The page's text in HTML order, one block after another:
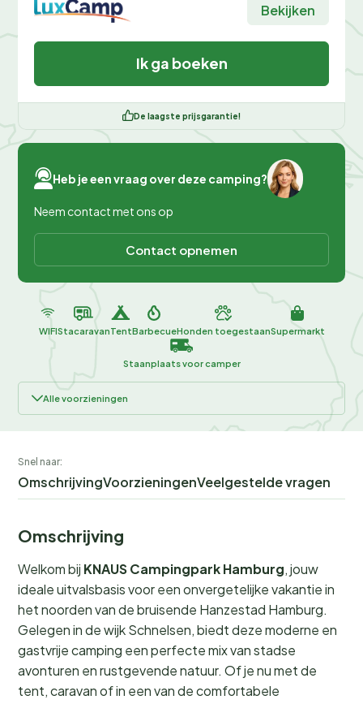
Bekijken
Ik ga boeken
De laagste prijsgarantie!
Heb je een vraag over deze camping?
Neem contact met ons op
Contact opnemen
WIFIStacaravanTentBarbecueHonden toegestaanSupermarkt
Staanplaats voor camper
Alle voorzieningen
Snel naar:
OmschrijvingVoorzieningenVeelgestelde vragen
Omschrijving
Welkom bij KNAUS Campingpark Hamburg, jouw
ideale uitvalsbasis voor een onvergetelijke vakantie in
het noorden van de bruisende Hanzestad Hamburg.
Gelegen in de wijk Schnelsen, biedt deze moderne en
gastvrije camping een perfecte mix van stadse
avonturen en rustgevende natuur. Of je nu met de
tent, caravan of in een van de comfortabele